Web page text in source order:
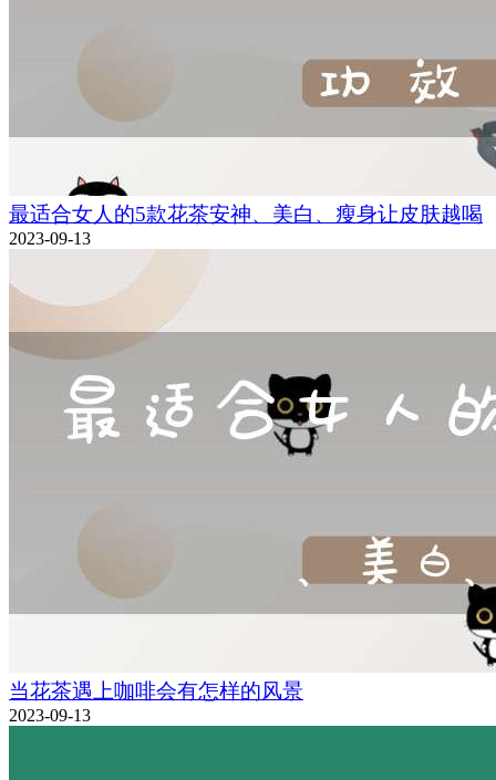
最适合女人的5款花茶安神、美白、瘦身让皮肤越喝
2023-09-13
当花茶遇上咖啡会有怎样的风景
2023-09-13